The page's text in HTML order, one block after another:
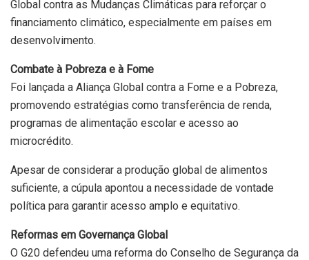
Global contra as Mudanças Climáticas para reforçar o
financiamento climático, especialmente em países em
desenvolvimento.
Combate à Pobreza e à Fome
Foi lançada a Aliança Global contra a Fome e a Pobreza,
promovendo estratégias como transferência de renda,
programas de alimentação escolar e acesso ao
microcrédito.
Apesar de considerar a produção global de alimentos
suficiente, a cúpula apontou a necessidade de vontade
política para garantir acesso amplo e equitativo.
Reformas em Governança Global
O G20 defendeu uma reforma do Conselho de Segurança da